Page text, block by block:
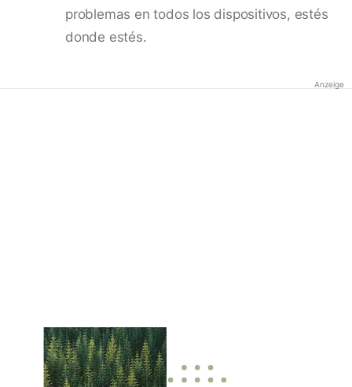
problemas en todos los dispositivos, estés
donde estés.
Anzeige